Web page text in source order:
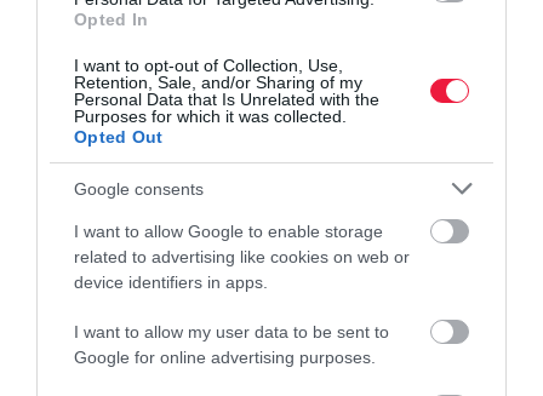
Opted In
I want to opt-out of Collection, Use,
Retention, Sale, and/or Sharing of my
Personal Data that Is Unrelated with the
Purposes for which it was collected.
Opted Out
Google consents
I want to allow Google to enable storage
related to advertising like cookies on web or
device identifiers in apps.
I want to allow my user data to be sent to
Google for online advertising purposes.
népszerűség magyarország